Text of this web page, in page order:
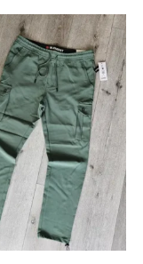
Las
se
en
la